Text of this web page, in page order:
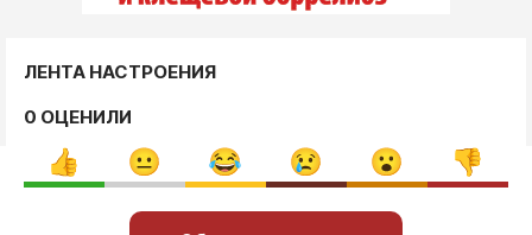
ЛЕНТА НАСТРОЕНИЯ
0 ОЦЕНИЛИ